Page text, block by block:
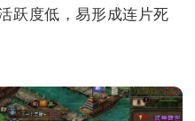
跃度低，易形成连片死